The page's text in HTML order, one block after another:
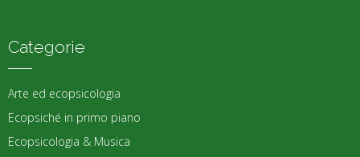
Categorie
Arte ed ecopsicologia
Ecopsiché in primo piano
Ecopsicologia & Musica